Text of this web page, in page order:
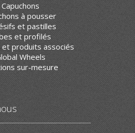
Capuchons
à pousser
et pastilles
et profilés
produits associés
Wheels
sur-mesure